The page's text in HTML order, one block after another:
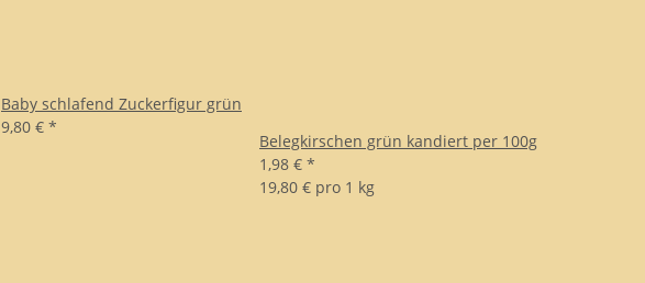
Baby schlafend Zuckerfigur grün
9,80 € *
Belegkirschen grün kandiert per 100g
1,98 € *
19,80 € pro 1 kg